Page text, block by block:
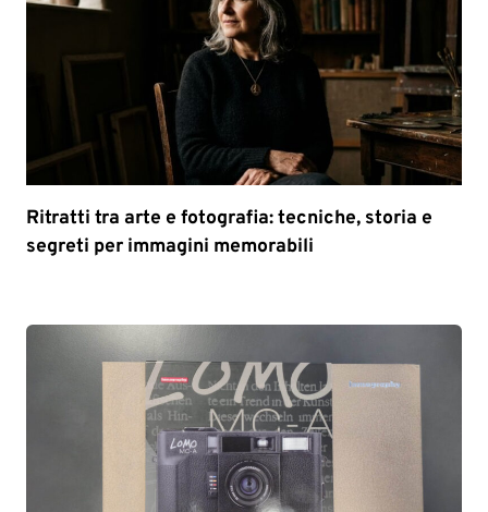
Ritratti tra arte e fotografia: tecniche, storia e
segreti per immagini memorabili